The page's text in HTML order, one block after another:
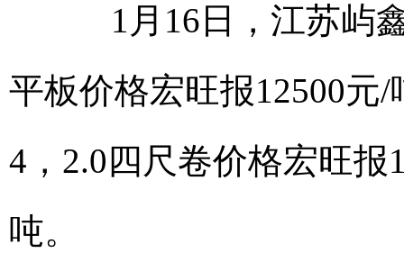
1月16日，江苏屿鑫
平板价格宏旺报12500元
4，2.0四尺卷价格宏旺报
吨。